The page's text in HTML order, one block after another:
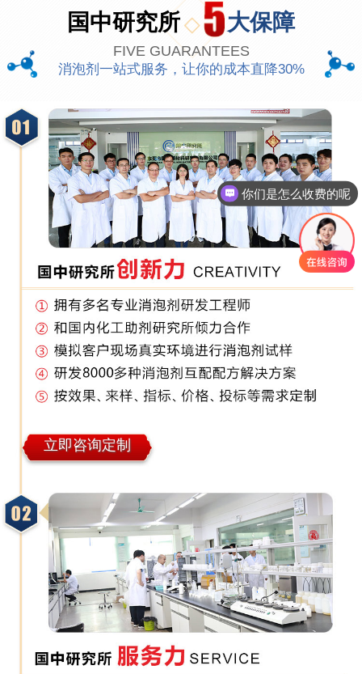
国中研究所 大保障
FIVE GUARANTEES
消泡剂一站式服务，让你的成本直降30%
立即咨询定制
你们是怎么收费的呢